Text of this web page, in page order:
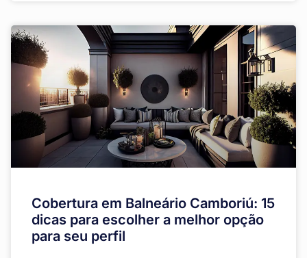
Cobertura em Balneário Camboriú: 15
dicas para escolher a melhor opção
para seu perfil